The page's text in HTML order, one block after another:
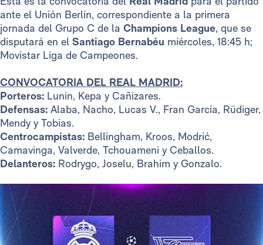
ante el Unión Berlín, correspondiente a la primera
jornada del Grupo C de la Champions League​, que se
disputará en el Santiago Bernabéu miércoles, 18:45 h;
Movistar Liga de Campeones.
CONVOCATORIA DEL REAL MADRID:
Porteros: Lunin, Kepa y Cañizares.
Defensas: Alaba, Nacho, Lucas V., Fran García, Rüdiger,
Mendy y Tobias.
Centrocampistas: Bellingham, Kroos, Modrić,
Camavinga, Valverde, Tchouameni y Ceballos.
Delanteros: Rodrygo, Joselu, Brahim y Gonzalo.